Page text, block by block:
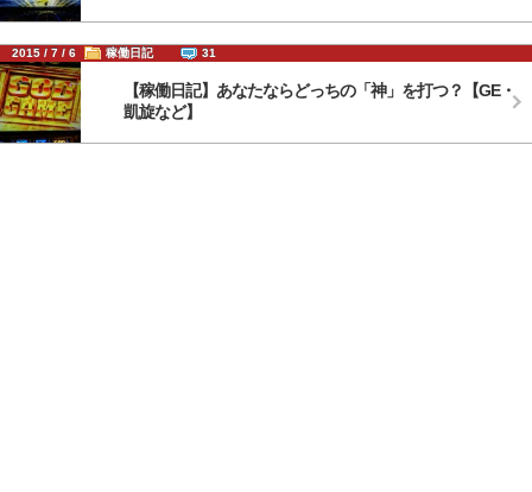
2015 / 7 / 6 稼働日記 31
【稼働日記】あなたならどっちの「神」を打つ？【GE・
凱旋など】